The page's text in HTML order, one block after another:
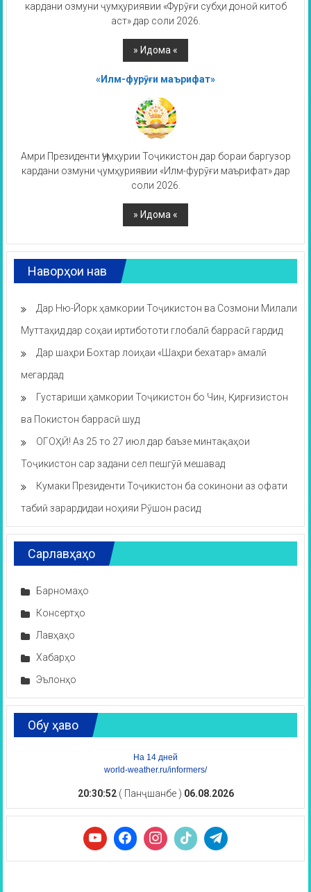
кардани озмуни ҷумҳуриявии «Фурӯғи субҳи доноӣ китоб
аст» дар соли 2026.
«Илм-фурӯғи маърифат»
Амри Президенти Ҷумҳурии Тоҷикистон дар бораи баргузор
кардани озмуни ҷумҳуриявии «Илм-фурӯғи маърифат» дар
соли 2026.
Наворҳои нав
Дар Ню-Йорк ҳамкории Тоҷикистон ва Созмони Милали
Муттаҳид дар соҳаи иртибототи глобалӣ баррасӣ гардид
Дар шаҳри Бохтар лоиҳаи «Шаҳри бехатар» амалӣ
мегардад
Густариши ҳамкории Тоҷикистон бо Чин, Қирғизистон
ва Покистон баррасӣ шуд
ОГОҲӢ! Аз 25 то 27 июл дар баъзе минтақаҳои
Тоҷикистон сар задани сел пешгӯӣ мешавад
Кумаки Президенти Тоҷикистон ба сокинони аз офати
табиӣ зарардидаи ноҳияи Рӯшон расид
Сарлавҳаҳо
Барномаҳо
Консертҳо
Лавҳаҳо
Хабарҳо
Эълонҳо
Обу ҳаво
На 14 дней
world-weather.ru/informers/
20:30:53( Панҷшанбе ) 06.08.2026